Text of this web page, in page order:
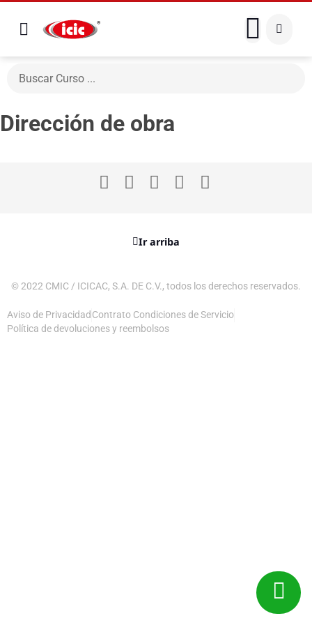
Dirección de obra
Ir arriba
© 2022 CMIC / ICICAC, S.A. DE C.V., todos los derechos reservados.
Aviso de Privacidad Contrato Condiciones de Servicio
Política de devoluciones y reembolsos